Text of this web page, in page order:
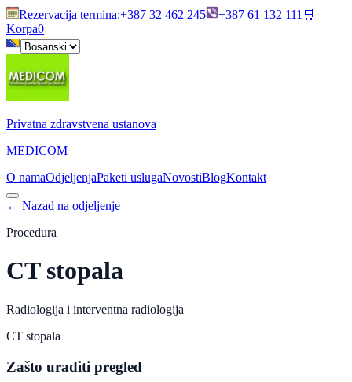
Rezervacija termina:+387 32 462 245 +387 61 132 111 🛒
Korpa0
Privatna zdravstvena ustanova
MEDICOM
O namaOdjeljenjaPaketi uslugaNovostiBlogKontakt
← Nazad na odjeljenje
Procedura
CT stopala
Radiologija i interventna radiologija
CT stopala
Zašto uraditi pregled